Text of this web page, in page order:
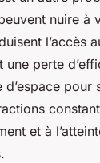
nuire à
l’accès
une perte
pour
et à